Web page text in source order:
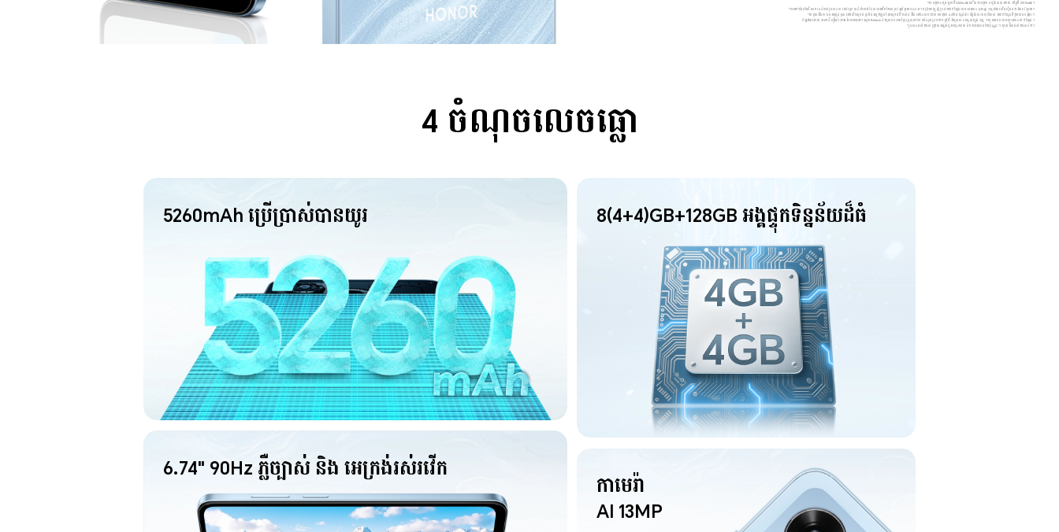
*សមត្ថភាពថ្មធម្មតាគឺ 5260mAh ហើយសមត្ថភាពថ្មដែលបានវាយតម្លៃគឺ 5130mAh។
*13MP សំដៅលើឧបករណ៍ចាប់រូបភាពកាមេរ៉ាក្រោយដ៏សំខាន់ ដែលមានភីកសែលរូបវន្តចំនួន 13 លាន។ កម្រិតបង្ហាញរូបថតជាក់ស្តែងអាចមានភាពខុសគ្នា អាស្រ័យលើរបៀបថត និងបរិស្ថាន។
*ជាមួយនឹងការរចនាជ្រុងមូលនៅលើអេក្រង់ ប្រវែងអង្កត់ទ្រូងនៃអេក្រង់គឺ ៦.៧៤ អ៊ីង នៅពេលវាស់តាមចតុកោណកែងស្តង់ដារ (ផ្ទៃដែលអាចមើលបានជាក់ស្តែងគឺតូចជាងបន្តិច)។
ទិន្នន័យនេះបានមកពីមន្ទីរពិសោធន៍ HONOR។ អត្រា Refresh ពិតប្រាកដអាចប្រែប្រួលទៅតាមចំណុចប្រទាក់កម្មវិធី និងរូបភាពហ្គេមផ្សេងៗគ្នា។ សូមយោងតាមស្ថានភាពជាក់ស្តែង។
*រូបភាពផលិតផលត្រូវបានផ្តល់ជូនសម្រាប់ជាឯកសារយោងតែប៉ុណ្ណោះ។ សូមមើលផលិតផលពិត។
4 ចំណុចលេចធ្លោ
5260mAh ប្រើប្រាស់បានយូរ
6.74" 90Hz ភ្លឺច្បាស់ និង អេក្រង់រស់រវើក
8(4+4)GB+128GB អង្គផ្ទុកទិន្នន័យដ៏ធំ
កាមេរ៉ា
AI 13MP